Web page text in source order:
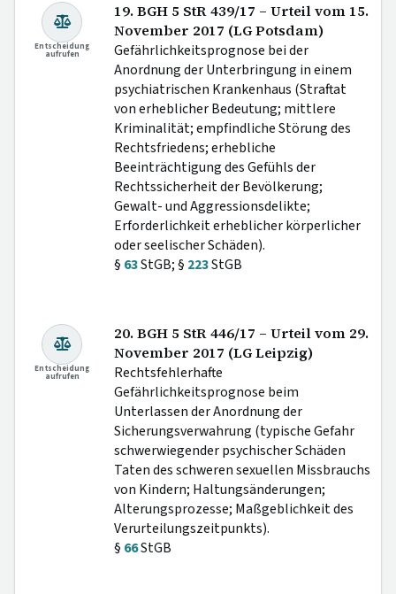
Entscheidung
aufrufen
19. BGH 5 StR 439/17 – Urteil vom 15.
November 2017 (LG Potsdam)
Gefährlichkeitsprognose bei der
Anordnung der Unterbringung in einem
psychiatrischen Krankenhaus (Straftat
von erheblicher Bedeutung; mittlere
Kriminalität; empfindliche Störung des
Rechtsfriedens; erhebliche
Beeinträchtigung des Gefühls der
Rechtssicherheit der Bevölkerung;
Gewalt- und Aggressionsdelikte;
Erforderlichkeit erheblicher körperlicher
oder seelischer Schäden).
§ 63StGB; § 223StGB
Entscheidung
aufrufen
20. BGH 5 StR 446/17 – Urteil vom 29.
November 2017 (LG Leipzig)
Rechtsfehlerhafte
Gefährlichkeitsprognose beim
Unterlassen der Anordnung der
Sicherungsverwahrung (typische Gefahr
schwerwiegender psychischer Schäden
Taten des schweren sexuellen Missbrauchs
von Kindern; Haltungsänderungen;
Alterungsprozesse; Maßgeblichkeit des
Verurteilungszeitpunkts).
§ 66StGB